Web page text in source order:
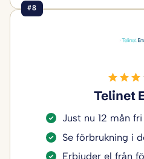
#8
Telinet
Just nu 12 mån
Se förbrukning i
Erbjuder el från